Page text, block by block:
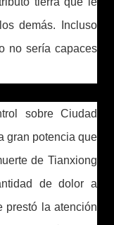
demás. Incluso
no sería capaces
sobre Ciudad
gran potencia que
de Tianxiong
de dolor a
prestó la atención